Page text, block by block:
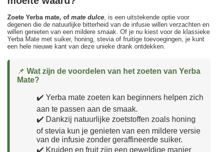
Zoete Yerba mate, of mate dulce , is een uitstekende optie voor
degenen die de natuurlijke bitterheid van de infusie willen verzachten en
willen genieten van een mildere smaak. Of je nu kiest voor de klassieke
Yerba Mate met suiker, honing, stevia of fruitige toevoegingen, je kunt
een hele nieuwe kant van deze unieke drank ontdekken.
📌 Wat zijn de voordelen van het zoeten van Yerba
Mate?
✔️ Yerba mate zoeten kan beginners helpen zich
aan te passen aan de smaak.
✔️ Dankzij natuurlijke zoetstoffen zoals honing
of stevia kun je genieten van een mildere versie
van de infusie zonder geraffineerde suiker.
✔️ Kruiden en fruit zijn een geweldige manier